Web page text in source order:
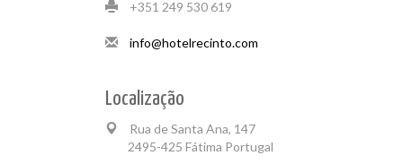
+351 249 530 619
info@hotelrecinto.com
Localização
Rua de Santa Ana, 147
2495-425 Fátima Portugal